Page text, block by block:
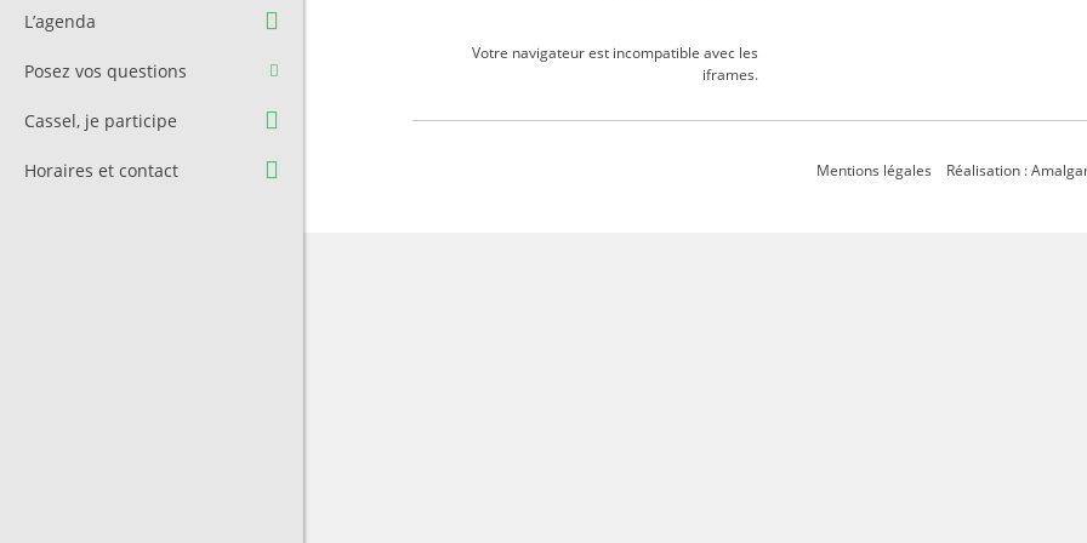
municipale
Contact et Accès
Cimetière
L’agenda
Posez vos questions
Cassel, je participe
Horaires et contact
Votre navigateur est incompatible avec les
iframes.
Mentions légales Réalisation :